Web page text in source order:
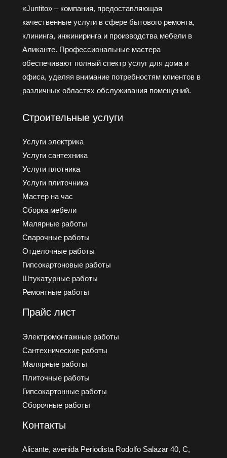
«Juntito» – компания, предоставляющая
качественные услуги в сфере бытового ремонта,
клининга, инжиниринга и производства мебели в
Аликанте. Профессиональные мастера
обеспечивают полный спектр услуг для дома и
офиса, уделяя внимание потребностям клиентов в
различных областях обслуживания помещений.
Строительные услуги
Услуги электрика
Услуги cантехника
Услуги плотника
Услуги плиточника
Мастер на час
Сборка мебели
Малярные работы
Сварочные работы
Отделочные работы
Гипсокартоновые работы
Штукатурные работы
Ремонтные работы
Прайс лист
Электромонтажные работы
Сантехнические работы
Малярные работы
Плиточные работы
Гипсокартонные работы
Сборочные работы
Контакты
Alicante, avenida Periodista Rodolfo Salazar 40, C,